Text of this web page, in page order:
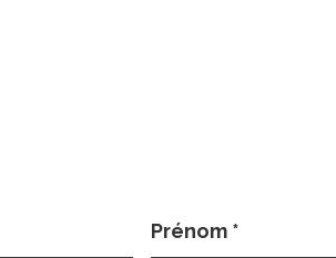
Prénom *